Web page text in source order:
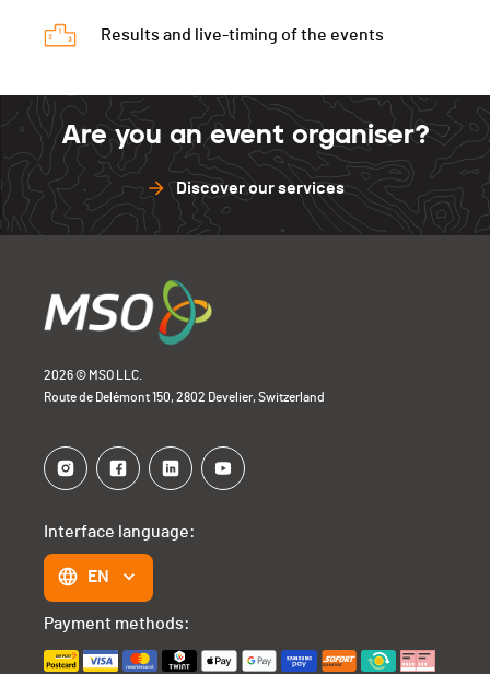
Results and live-timing of the events
Are you an event organiser?
Discover our services
2026 © MSO LLC.
Route de Delémont 150, 2802 Develier, Switzerland
Interface language:
EN
Payment methods: